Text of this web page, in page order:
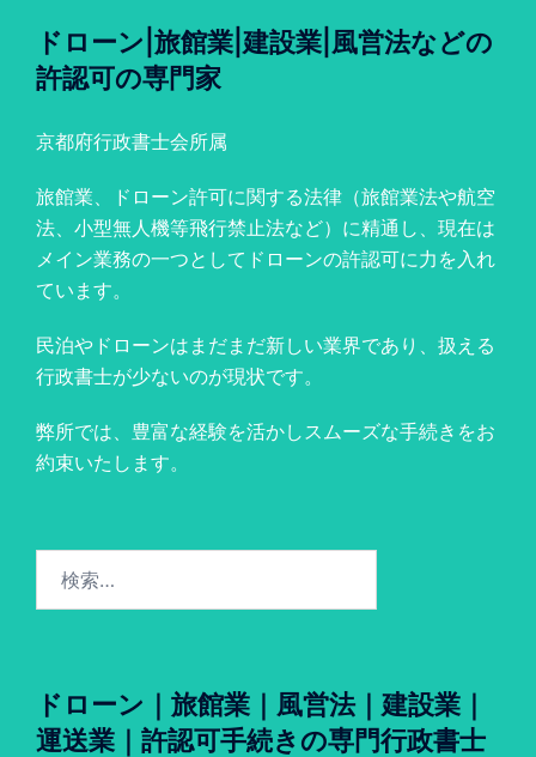
ドローン|旅館業|建設業|風営法などの
許認可の専門家
京都府行政書士会所属
旅館業、ドローン許可に関する法律（旅館業法や航空
法、小型無人機等飛行禁止法など）に精通し、現在は
メイン業務の一つとしてドローンの許認可に力を入れ
ています。
民泊やドローンはまだまだ新しい業界であり、扱える
行政書士が少ないのが現状です。
弊所では、豊富な経験を活かしスムーズな手続きをお
約束いたします。
ドローン｜旅館業｜風営法｜建設業｜
運送業｜許認可手続きの専門行政書士